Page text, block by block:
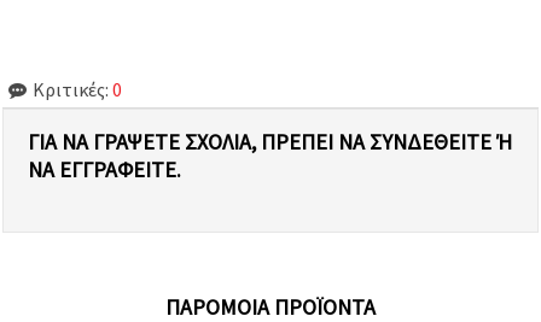
Κριτικές: 0
ΓΙΑ ΝΑ ΓΡΆΨΕΤΕ ΣΧΌΛΙΑ, ΠΡΈΠΕΙ ΝΑ ΣΥΝΔΕΘΕΊΤΕ Ή Ν
Α ΕΓΓΡΑΦΕΊΤΕ.
ΠΑΡΌΜΟΙΑ ΠΡΟΪΌΝΤΑ